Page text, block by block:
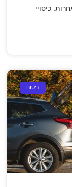
כיסויי
ביטוח